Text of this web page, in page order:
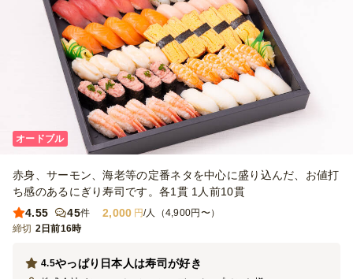
オードブル
赤身、サーモン、海老等の定番ネタを中心に盛り込んだ、お値打
ち感のあるにぎり寿司です。各1貫 1人前10貫
4.55
45件 2,000 円/人（4,900円〜）
締切 2日前16時
やっぱり日本人は寿司が好き
4.5